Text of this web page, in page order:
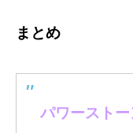
まとめ
パワースト